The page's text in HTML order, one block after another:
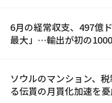
6月の経常収支、497億
最大」…輸出が初の
ソウルのマンション、
る伝貰の月貰化加速を